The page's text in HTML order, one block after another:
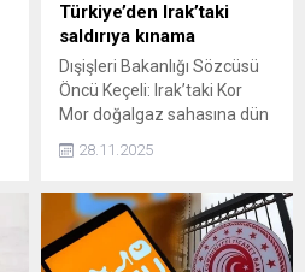
Türkiye’den Irak’taki
saldırıya kınama
Dışişleri Bakanlığı Sözcüsü
Öncü Keçeli: Irak’taki Kor
Mor doğalgaz sahasına dün
gece yapılan saldırıyı
komşumuz Irak’ın istikrarı ve
karşılıyoruz. Sivil altyapıya
yönelik bu tür eylemleri
kınıyoruz.
28.11.2025